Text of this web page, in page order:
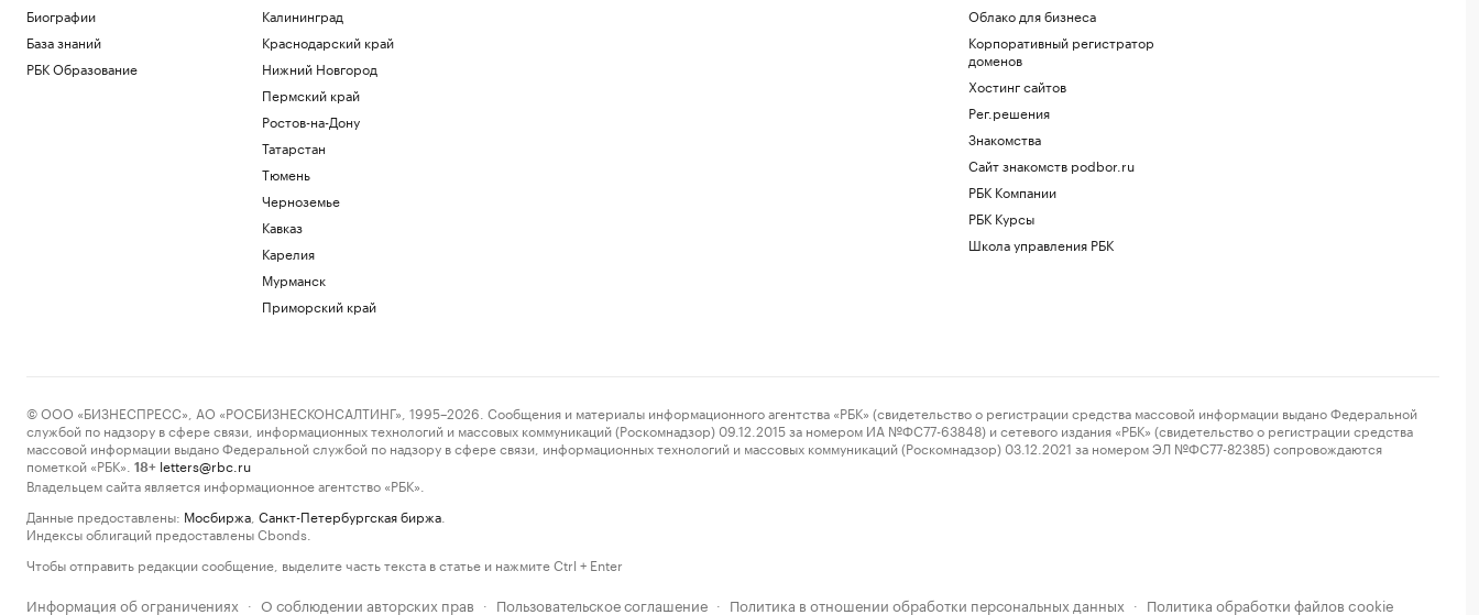
Биографии
База знаний
РБК Образование
Калининград
Краснодарский край
Нижний Новгород
Пермский край
Ростов-на-Дону
Татарстан
Тюмень
Черноземье
Кавказ
Карелия
Мурманск
Приморский край
Облако для бизнеса
Корпоративный регистратор
доменов
Хостинг сайтов
Рег.решения
Знакомства
Сайт знакомств podbor.ru
РБК Компании
РБК Курсы
Школа управления РБК
© ООО «БИЗНЕСПРЕСС», АО «РОСБИЗНЕСКОНСАЛТИНГ», 1995–2026. Сообщения и материалы информационного агентства «РБК» (свидетельство о регистрации средства массовой информации выдано Федеральной
службой по надзору в сфере связи, информационных технологий и массовых коммуникаций (Роскомнадзор) 09.12.2015 за номером ИА №ФС77-63848) и сетевого издания «РБК» (свидетельство о регистрации средства
массовой информации выдано Федеральной службой по надзору в сфере связи, информационных технологий и массовых коммуникаций (Роскомнадзор) 03.12.2021 за номером ЭЛ №ФС77-82385) сопровождаются
пометкой «РБК».
18+ letters@rbc.ru
Владельцем сайта является информационное агентство «РБК».
Данные предоставлены: Мосбиржа Санкт-Петербургская биржа
Индексы облигаций предоставлены Cbonds.
Чтобы отправить редакции сообщение, выделите часть текста в статье и нажмите Ctrl + Enter
Информация об ограничениях · О соблюдении авторских прав · Пользовательское соглашение · Политика в отношении обработки персональных данных · Политика обработки файлов cookie